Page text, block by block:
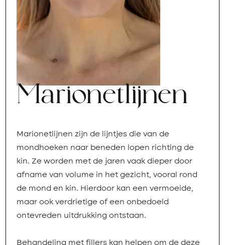
Marionetlijnen
Marionetlijnen zijn de lijntjes die van de
mondhoeken naar beneden lopen richting de
kin. Ze worden met de jaren vaak dieper door
afname van volume in het gezicht, vooral rond
de mond en kin. Hierdoor kan een vermoeide,
maar ook verdrietige of een onbedoeld
ontevreden uitdrukking ontstaan.
Behandeling met fillers kan helpen om de deze